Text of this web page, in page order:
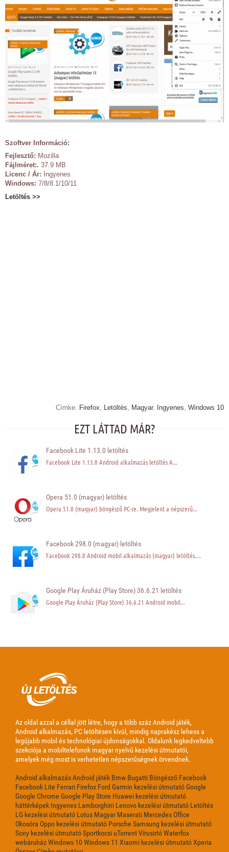
Szoftver Információ:
Fejlesztő: Mozilla
Fájlméret:. 37.9 MB
Licenc / Ár: Ingyenes
Windows: 7/8/8.1/10/11
Letöltés >>
Címke: Firefox, Letöltés, Magyar, Ingyenes, Windows 10
EZT LÁTTAD MÁR?
Facebook Lite 1.13.0 letöltés
Facebook Lite 1.13.0 Android alkalmazás letöltés A...
Opera 51.0 (magyar) letöltés
Opera 51.0 (magyar) böngésző PC-re. Megjelent a népszerű...
Facebook 298.0 (magyar) letöltés
Facebook 298.0 Android mobil alkalmazás (magyar) letöltés....
Google Play Áruház (Play Store) 36.6.21 letöltés
Google Play Áruház (Play Store) 36.6.21 Android mobil...
Az oldal azzal a céllal jött létre, hogy a több száz Android játék,
Android alkalmazás, PC letöltésen kívül, mindig naprakész lehess a
legújabb mobil és technológiai újdonságokkal. Oldalunk legkedveltebb
szekciója a mobiltelefonok magyar nyelvű kezelési útmutatói,
amelyek még most is verhetetlen népszerűségnek örvendnek.
Android alkalmazásAndroid játék Bmw Bugatti Böngésző Facebook
Facebook Lite Ferrari Firefox Ford Garmin kezelési útmutatóGoogle
Google Chrome Google Play Store Huawei kezelési útmutató
háttérképek Ingyenes Lamborghini Lenovo kezelési útmutató Letöltés
LG kezelési útmutató Lotus Magyar Maserati MercedesOffice
Okosóra Oppo kezelési útmutató Porsche Samsung kezelési útmutató
Sony kezelési útmutatóSportkocsi uTorrentVírusirtóWaterfox
webáruházWindows 10 Windows 11 Xiaomi kezelési útmutatóXperia